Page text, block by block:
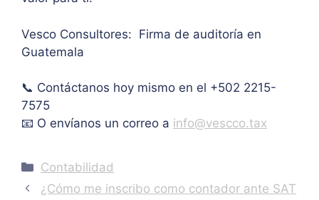
Vesco Consultores: Firma de auditoría en
Guatemala
📞 Contáctanos hoy mismo en el +502 2215-
7575
📧 O envíanos un correo a info@vescco.tax
Categories
Contabilidad
¿Cómo me inscribo como contador ante SAT